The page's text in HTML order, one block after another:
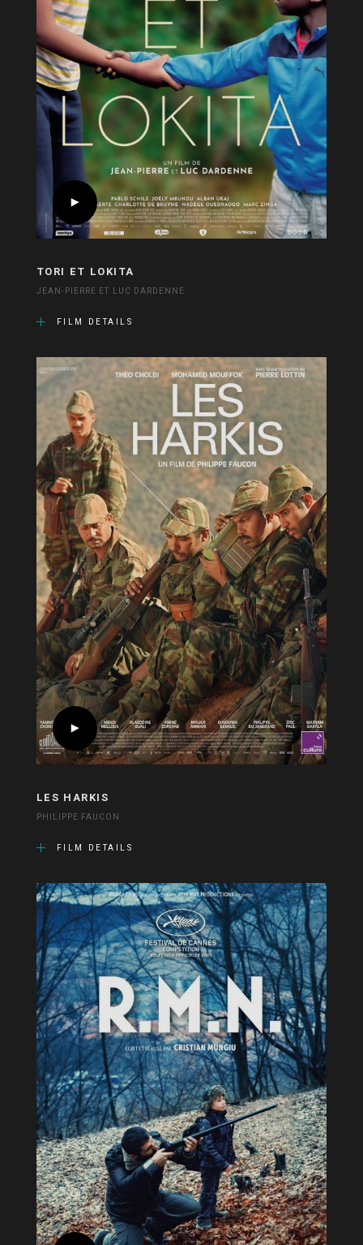
TORI ET LOKITA
JEAN-PIERRE ET LUC DARDENNE
FILM DETAILS
LES HARKIS
PHILIPPE FAUCON
FILM DETAILS